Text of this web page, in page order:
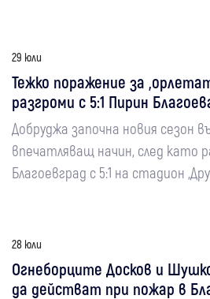
29 юли
Тежко поражение за
разгроми с 5:1 Пирин
Добруджа започна новия сезон
впечатляващ начин, след като
Благоевград с 5:1 на стадион
28 юли
Огнеборците Досков и
да действат при пожар в